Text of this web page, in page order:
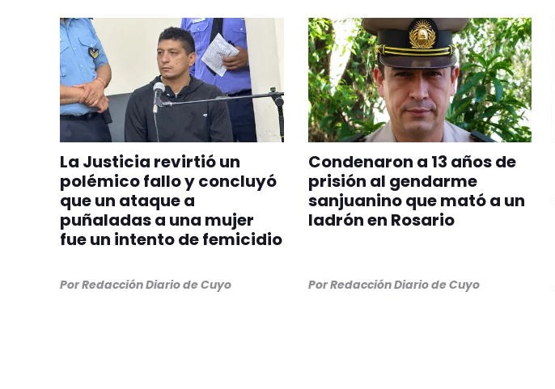
La Justicia revirtió un
polémico fallo y concluyó
que un ataque a
puñaladas a una mujer
fue un intento de femicidio
PorRedacción Diario de Cuyo
Condenaron a 13 años de
prisión al gendarme
sanjuanino que mató a un
ladrón en Rosario
PorRedacción Diario de Cuyo